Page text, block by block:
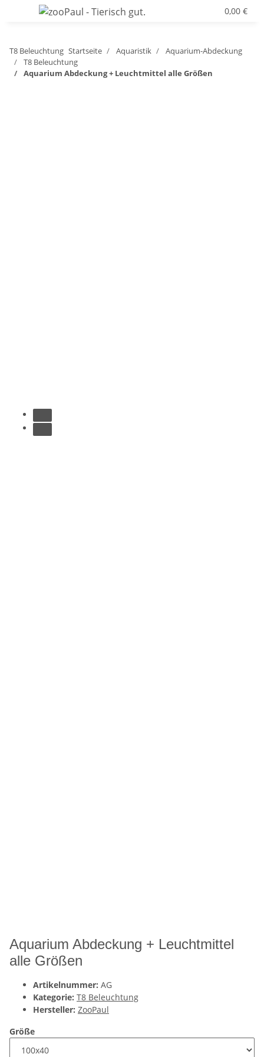
0,00 €
T8 Beleuchtung Startseite Aquaristik
Aquarium-Abdeckung
T8 Beleuchtung
Aquarium Abdeckung + Leuchtmittel alle Größen
Aquarium Abdeckung + Leuchtmittel
alle Größen
Artikelnummer: AG
Kategorie: T8 Beleuchtung
Hersteller: ZooPaul
Größe